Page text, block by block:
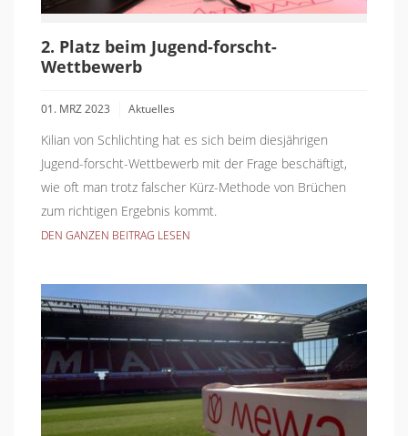
2. Platz beim Jugend-forscht-
Wettbewerb
01. MRZ 2023 Aktuelles
Kilian von Schlichting hat es sich beim diesjährigen
Jugend-forscht-Wettbewerb mit der Frage beschäftigt,
wie oft man trotz falscher Kürz-Methode von Brüchen
zum richtigen Ergebnis kommt.
DEN GANZEN BEITRAG LESEN